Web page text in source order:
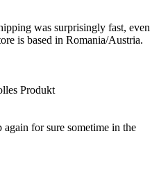
was surprisingly fast, even
is based in Romania/Austria.
Produkt
for sure sometime in the